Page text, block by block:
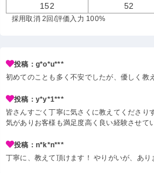
152 52
採用取消 2回 /評価入力 100%
投稿：g*o*u***
初めてのことも多く不安でしたが、優しく教
投稿：y*y*1***
皆さんすごく丁寧に気さくに教えてくださ
気がありお客様も満足度高く良い経験させて
投稿：n*k*n***
丁寧に、教えて頂けます！ やりがいが、